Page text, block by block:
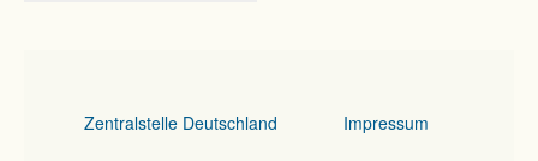
Zentralstelle Deutschland Impressum